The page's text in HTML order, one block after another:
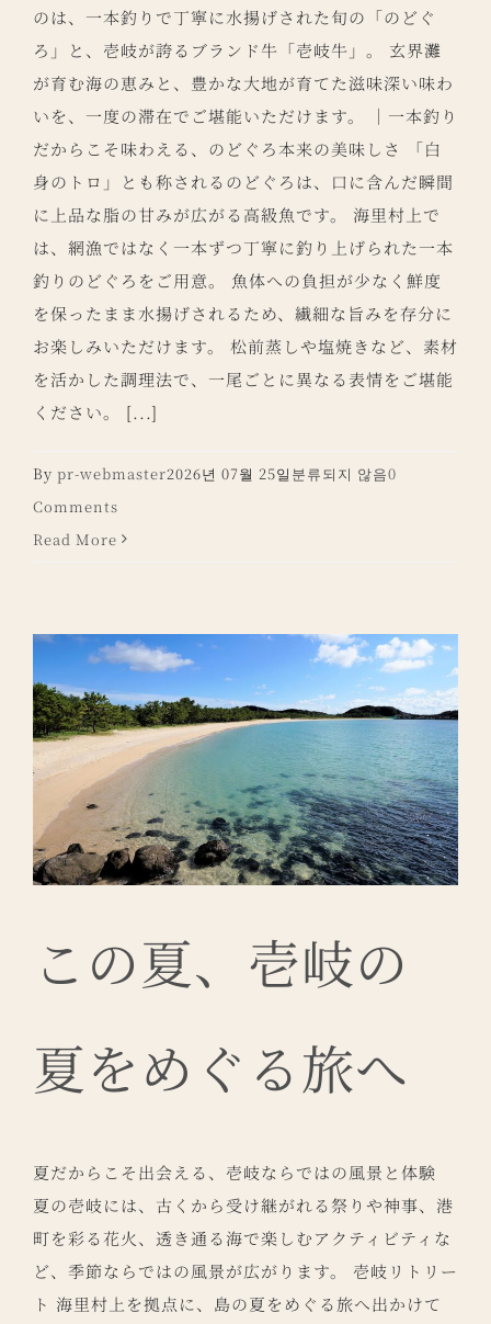
のは、一本釣りで丁寧に水揚げされた旬の「のどぐ
ろ」と、壱岐が誇るブランド牛「壱岐牛」。 玄界灘
が育む海の恵みと、豊かな大地が育てた滋味深い味わ
いを、一度の滞在でご堪能いただけます。 ｜一本釣り
だからこそ味わえる、のどぐろ本来の美味しさ 「白
身のトロ」とも称されるのどぐろは、口に含んだ瞬間
に上品な脂の甘みが広がる高級魚です。 海里村上で
は、網漁ではなく一本ずつ丁寧に釣り上げられた一本
釣りのどぐろをご用意。 魚体への負担が少なく鮮度
を保ったまま水揚げされるため、繊細な旨みを存分に
お楽しみいただけます。 松前蒸しや塩焼きなど、素材
を活かした調理法で、一尾ごとに異なる表情をご堪能
ください。 [...]
By pr-webmaster2026년 07월 25일 분류되지 않음0
Comments
Read More
この夏、壱岐の
夏をめぐる旅へ
夏だからこそ出会える、壱岐ならではの風景と体験
夏の壱岐には、古くから受け継がれる祭りや神事、港
町を彩る花火、透き通る海で楽しむアクティビティな
ど、季節ならではの風景が広がります。 壱岐リトリー
ト 海里村上を拠点に、島の夏をめぐる旅へ出かけて